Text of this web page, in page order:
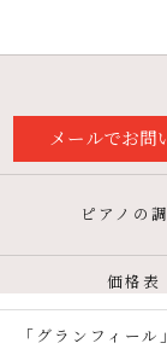
メールでお問
ピアノの
価格表
「グランフィー